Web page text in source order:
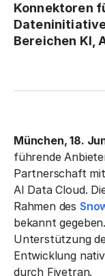
Konnektoren
Bereichen KI,
München, 18.
führende
Partnerschaft
AI Data Cloud.
Rahmen des
bekannt
Unterstützung
Entwicklung
durch Fivetran.